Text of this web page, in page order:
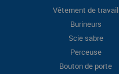
Vêtement de travail
Burineurs
Scie sabre
Perceuse
Bouton de porte